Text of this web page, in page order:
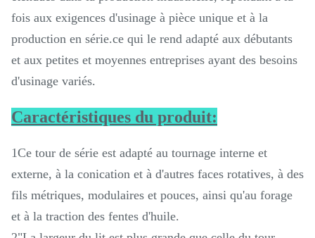
fois aux exigences d'usinage à pièce unique et à la
production en série.ce qui le rend adapté aux débutants
et aux petites et moyennes entreprises ayant des besoins
d'usinage variés.
Caractéristiques du produit:
1Ce tour de série est adapté au tournage interne et
externe, à la conication et à d'autres faces rotatives, à des
fils métriques, modulaires et pouces, ainsi qu'au forage
et à la traction des fentes d'huile.